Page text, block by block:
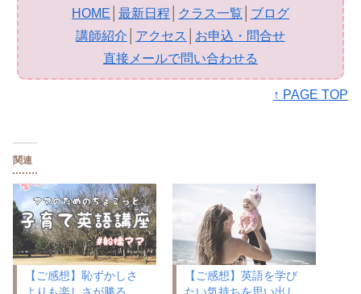
HOME 最新日程 クラス一覧
ブログ
講師紹介
アクセス
お申込・問合せ
直接メールで問い合わせる
↑ PAGE TOP
関連
【ご感想】恥ずかしさ
【ご感想】英語を学び